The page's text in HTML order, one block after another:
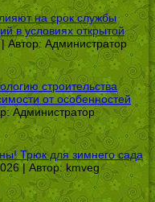
на срок службы
в условиях открытой
Автор: Администратор
строительства
от особенностей
Администратор
Трюк для зимнего сада
| Автор:kmveg